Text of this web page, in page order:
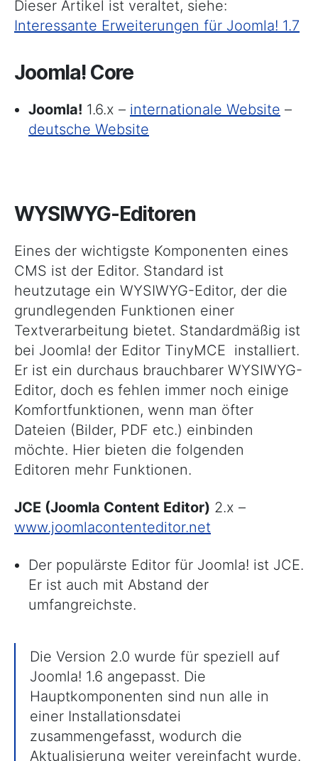
Dieser Artikel ist veraltet, siehe:
Interessante Erweiterungen für Joomla! 1.7
Joomla! Core
Joomla! 1.6.x – internationale Website –
deutsche Website
WYSIWYG-Editoren
Eines der wichtigste Komponenten eines
CMS ist der Editor. Standard ist
heutzutage ein WYSIWYG-Editor, der die
grundlegenden Funktionen einer
Textverarbeitung bietet. Standardmäßig ist
bei Joomla! der Editor TinyMCE installiert.
Er ist ein durchaus brauchbarer WYSIWYG-
Editor, doch es fehlen immer noch einige
Komfortfunktionen, wenn man öfter
Dateien (Bilder, PDF etc.) einbinden
möchte. Hier bieten die folgenden
Editoren mehr Funktionen.
JCE (Joomla Content Editor) 2.x –
www.joomlacontenteditor.net
Der populärste Editor für Joomla! ist JCE.
Er ist auch mit Abstand der
umfangreichste.
Die Version 2.0 wurde für speziell auf
Joomla! 1.6 angepasst. Die
Hauptkomponenten sind nun alle in
einer Installationsdatei
zusammengefasst, wodurch die
Aktualisierung weiter vereinfacht wurde.